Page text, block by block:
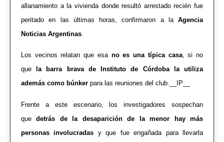
allanamiento a la vivienda donde resultó arrestado recién fue
peritado en las últimas horas, confirmaron a la Agencia
Noticias Argentinas
Los vecinos relatan que esa no es una típica casa, si no
que
la barra brava de Instituto de Córdoba la utiliza
además como búnker para las reuniones del club.__IP__
Frente a este escenario, los investigadores sospechan
quedetrás de la desaparición de la menor hay más
personas involucradas y que fue engañada para llevarla